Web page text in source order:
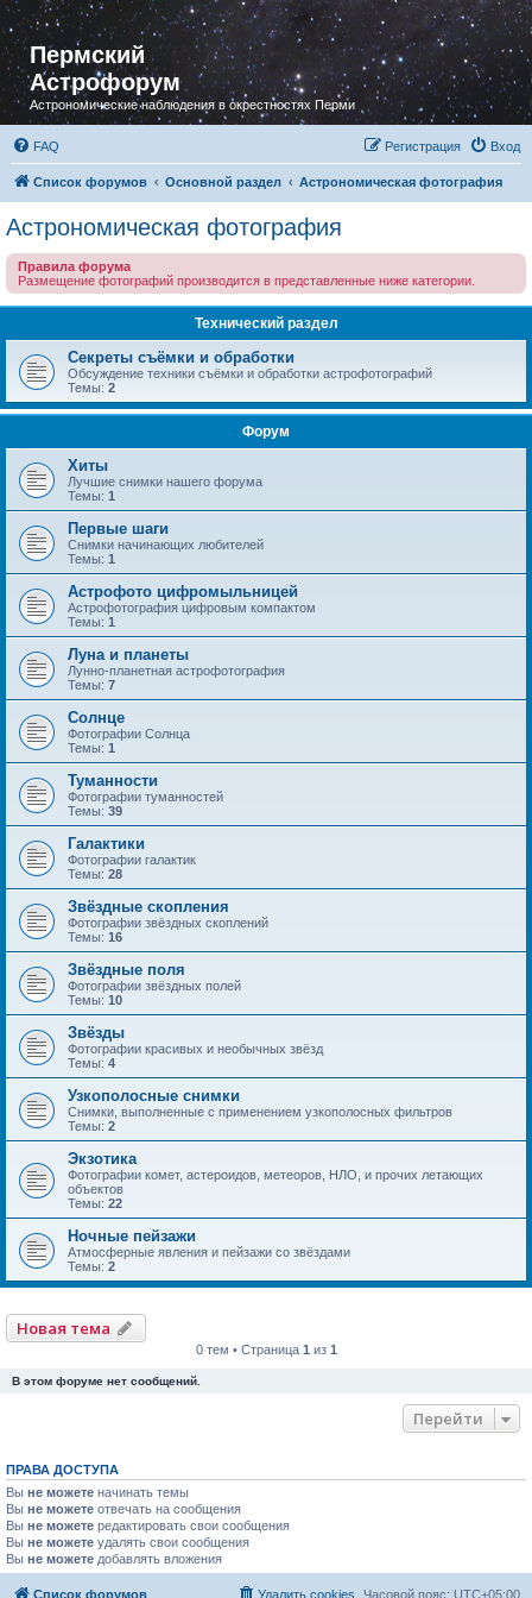
Пермский
Астрофорум
Астрономические наблюдения в окрестностях Перми
FAQ Вход
Регистрация
Список форумов Основной раздел Астрономическая фотография
Астрономическая фотография
Правила форума
Размещение фотографий производится в представленные ниже категории.
Технический раздел
Секреты съёмки и обработки
Обсуждение техники съёмки и обработки астрофотографий
Темы: 2
Форум
Хиты
Лучшие снимки нашего форума
Темы: 1
Первые шаги
Снимки начинающих любителей
Темы: 1
Астрофото цифромыльницей
Астрофотография цифровым компактом
Темы: 1
Луна и планеты
Лунно-планетная астрофотография
Темы: 7
Солнце
Фотографии Солнца
Темы: 1
Туманности
Фотографии туманностей
Темы: 39
Галактики
Фотографии галактик
Темы: 28
Звёздные скопления
Фотографии звёздных скоплений
Темы: 16
Звёздные поля
Фотографии звёздных полей
Темы: 10
Звёзды
Фотографии красивых и необычных звёзд
Темы: 4
Узкополосные снимки
Снимки, выполненные с применением узкополосных фильтров
Темы: 2
Экзотика
Фотографии комет, астероидов, метеоров, НЛО, и прочих летающих
объектов
Темы: 22
Ночные пейзажи
Атмосферные явления и пейзажи со звёздами
Темы: 2
Новая тема
0 тем • Страница 1 из 1
В этом форуме нет сообщений.
Перейти
ПРАВА ДОСТУПА
Вы не можете начинать темы
Вы не можете отвечать на сообщения
Вы не можете редактировать свои сообщения
Вы не можете удалять свои сообщения
Вы не можете добавлять вложения
Список форумов Часовой пояс: UTC+05:00
Удалить cookies